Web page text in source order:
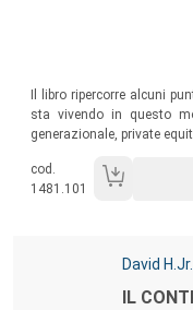
Il libro ripercorre alcuni
sta vivendo in questo
generazionale, private
cod.
1481.101
Autori:
David
Titolo:
IL